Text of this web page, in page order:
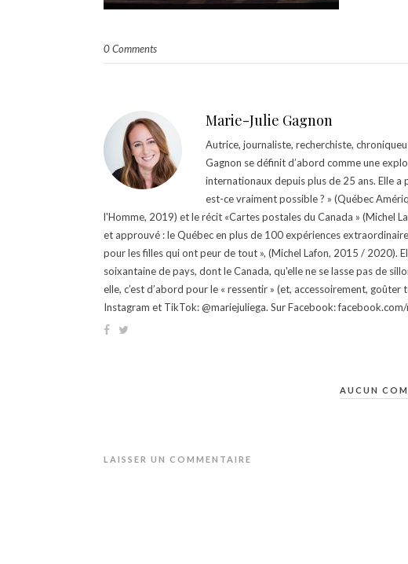
0 Comments
Marie-Julie Gagnon
Autrice, journaliste, recherchiste,
Gagnon se définit d’abord comme une
internationaux depuis plus de 25 ans. Elle a
est-ce vraiment possible ? » (Québec
l'Homme, 2019) et le récit «Cartes postales du Canada » (Michel
et approuvé : le Québec en plus de 100 expériences
pour les filles qui ont peur de tout », (Michel Lafon, 2015 / 2020).
soixantaine de pays, dont le Canada, qu'elle ne se lasse pas de
elle, c’est d’abord pour le « ressentir » (et, accessoirement,
Instagram et TikTok: @mariejuliega. Sur Facebook:
AUCUN
LAISSER UN COMMENTAIRE